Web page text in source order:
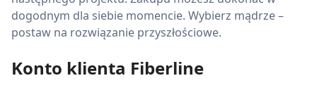
dogodnym dla siebie momencie. Wybierz mądrze –
postaw na rozwiązanie przyszłościowe.
Konto klienta Fiberline